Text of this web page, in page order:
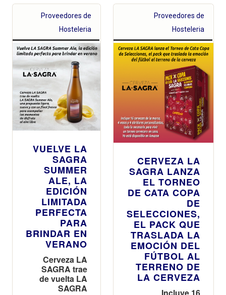
Proveedores de
Hosteleria
VUELVE LA
SAGRA
SUMMER
ALE, LA
EDICIÓN
LIMITADA
PERFECTA
PARA
BRINDAR EN
VERANO
Cerveza LA
SAGRA trae
de vuelta LA
SAGRA
Proveedores de
Hosteleria
CERVEZA LA
SAGRA LANZA
EL TORNEO
DE CATA COPA
DE
SELECCIONES,
EL PACK QUE
TRASLADA LA
EMOCIÓN DEL
FÚTBOL AL
TERRENO DE
LA CERVEZA
Incluye 16